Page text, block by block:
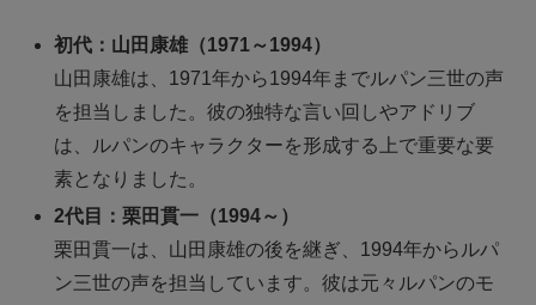
初代：山田康雄（1971～1994）
山田康雄は、1971年から1994年までルパン三世の声
を担当しました。彼の独特な言い回しやアドリブ
は、ルパンのキャラクターを形成する上で重要な要
素となりました。
2代目：栗田貫一（1994～）
栗田貫一は、山田康雄の後を継ぎ、1994年からルパ
ン三世の声を担当しています。彼は元々ルパンのモ